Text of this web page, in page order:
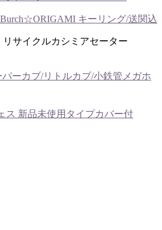
Burch☆ORIGAMI キーリング/送関込
リサイクルカシミアセーター
ーカブ/リトルカブ/小鉄管メガホ
ス 新品未使用タイプカバー付